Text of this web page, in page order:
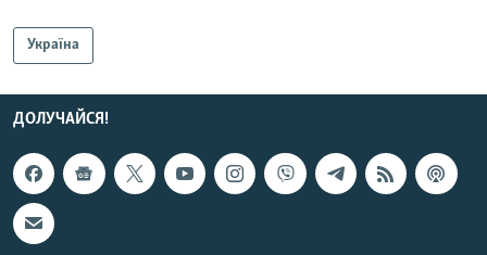
Україна
ДОЛУЧАЙСЯ!